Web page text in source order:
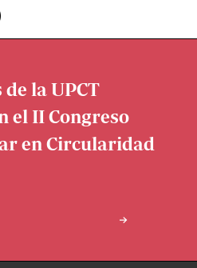
la UPCT
el II Congreso
en Circularidad